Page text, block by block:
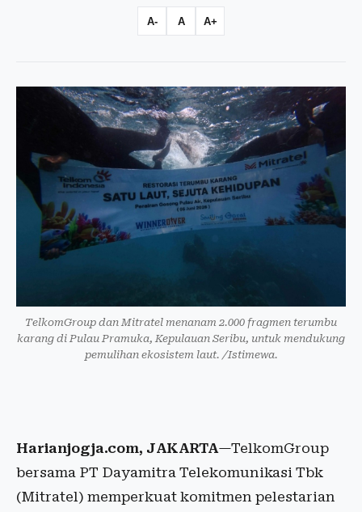
A- A A+
TelkomGroup dan Mitratel menanam 2.000 fragmen terumbu
karang di Pulau Pramuka, Kepulauan Seribu, untuk mendukung
pemulihan ekosistem laut. /Istimewa.
Harianjogja.com, JAKARTA—TelkomGroup
bersama PT Dayamitra Telekomunikasi Tbk
(Mitratel) memperkuat komitmen pelestarian